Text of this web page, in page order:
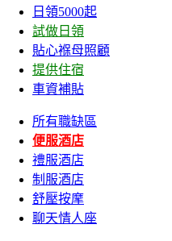
日領5000起
試做日領
貼心褓母照顧
提供住宿
車資補貼
所有職缺區
便服酒店
禮服酒店
制服酒店
舒壓按摩
聊天情人座